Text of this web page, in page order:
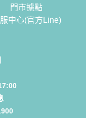
門市據點
中心(官方Line)